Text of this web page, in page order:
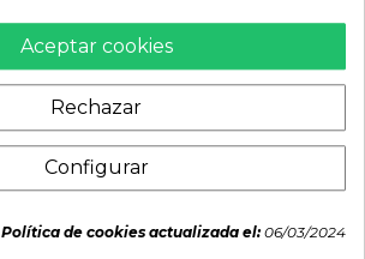
380g
Tallarines udon sin
gluten (KOBAYASHI)
128g
3,29 €
Aceptar cookies
Rechazar
Configurar
Política de cookies actualizada el:06/03/2024